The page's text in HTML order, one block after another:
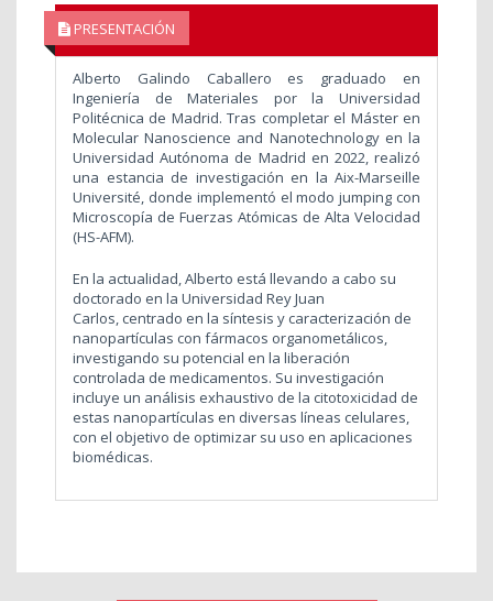
PRESENTACIÓN
Alberto Galindo Caballero es graduado en
Ingeniería de Materiales por la Universidad
Politécnica de Madrid. Tras completar el Máster en
Molecular Nanoscience and Nanotechnology en la
Universidad Autónoma de Madrid en 2022, realizó
una estancia de investigación en la Aix-Marseille
Université, donde implementó el modo jumping con
Microscopía de Fuerzas Atómicas de Alta Velocidad
(HS-AFM).
En la actualidad, Alberto está llevando a cabo su
doctorado en la Universidad Rey Juan
Carlos, centrado en la síntesis y caracterización de
nanopartículas con fármacos organometálicos,
investigando su potencial en la liberación
controlada de medicamentos. Su investigación
incluye un análisis exhaustivo de la citotoxicidad de
estas nanopartículas en diversas líneas celulares,
con el objetivo de optimizar su uso en aplicaciones
biomédicas.